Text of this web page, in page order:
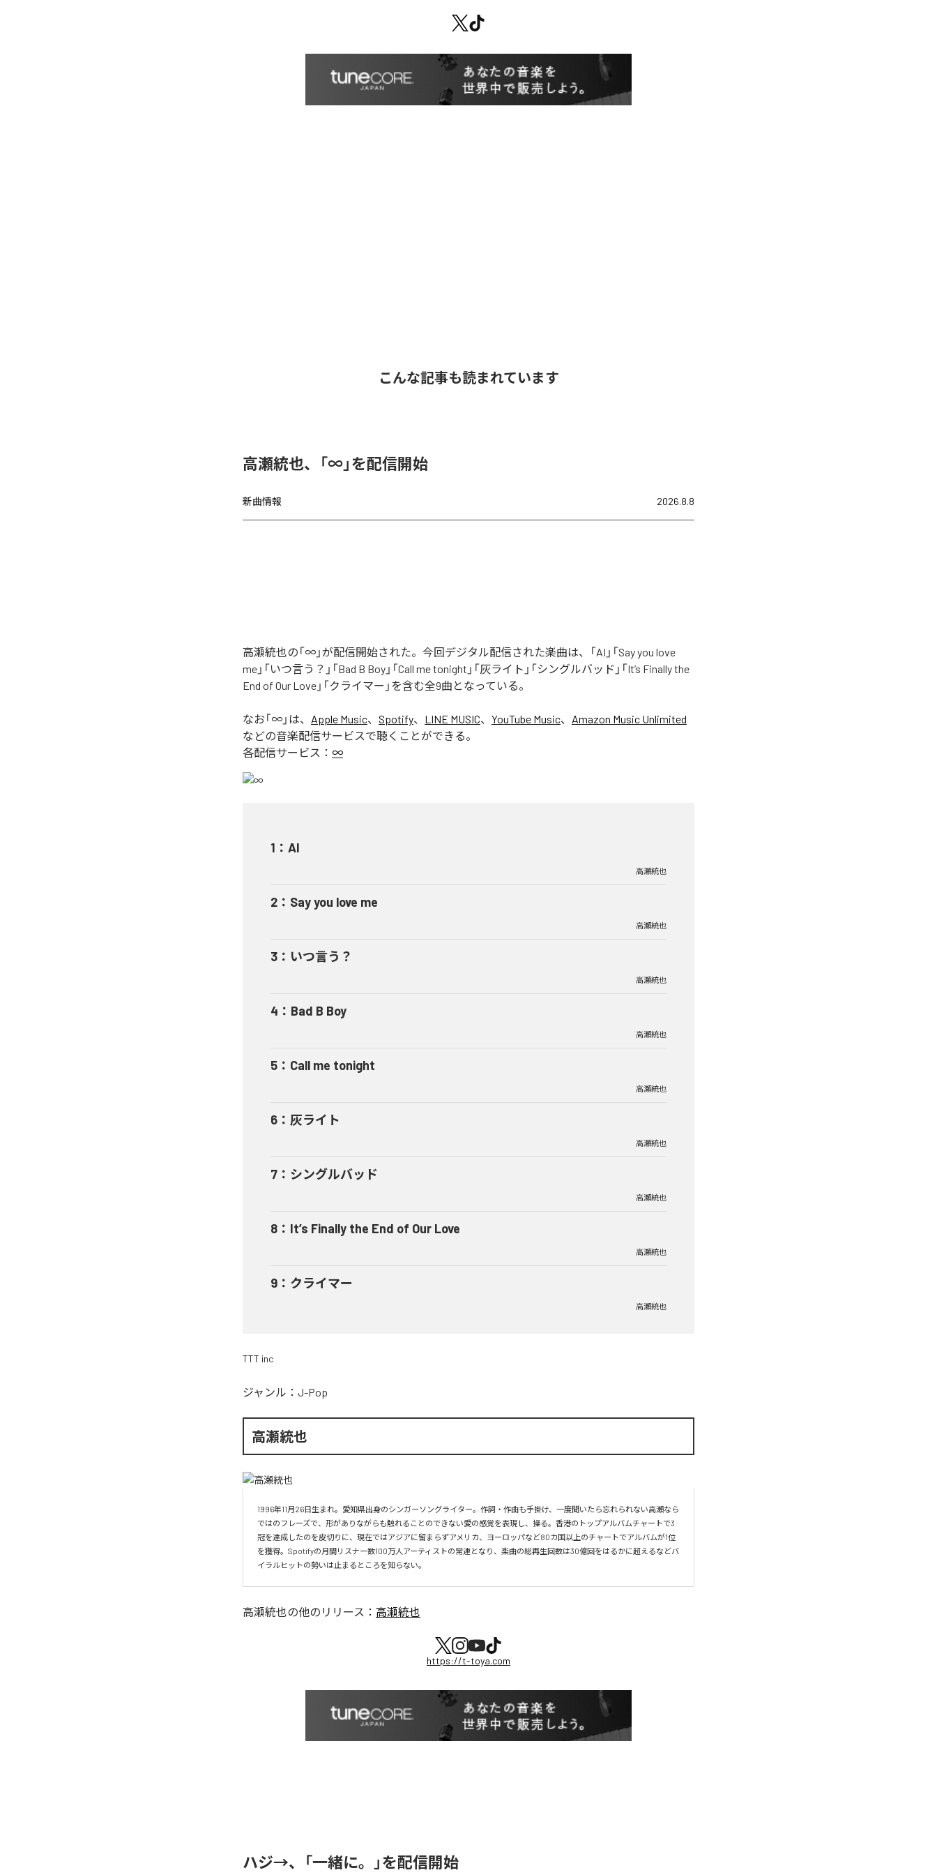
こんな記事も読まれています
高瀬統也、「∞」を配信開始
新曲情報 2026.8.8
高瀬統也の「∞」が配信開始された。今回デジタル配信された楽曲は、「AI」「Say you love
me」「いつ言う？」「Bad B Boy」「Call me tonight」「灰ライト」「シングルバッド」「It’s Finally the
End of Our Love」「クライマー」を含む全9曲となっている。
なお「∞ 」は、 Apple Music、 Spotify、 LINE MUSIC、 YouTube Music、 Amazon Music Unlimited
などの音楽配信サービスで聴くことができる。
各配信サービス： ∞
1 ： AI
高瀬統也
2 ： Say you love me
高瀬統也
3 ： いつ言う？
高瀬統也
4 ： Bad B Boy
高瀬統也
5 ： Call me tonight
高瀬統也
6 ： 灰ライト
高瀬統也
7 ： シングルバッド
高瀬統也
8 ： It’s Finally the End of Our Love
高瀬統也
9 ： クライマー
高瀬統也
TTT inc
ジャンル： J-Pop
高瀬統也
1996年11月26日生まれ。愛知県出身のシンガーソングライター。作詞・作曲も手掛け、一度聞いたら忘れられない高瀬なら
ではのフレーズで、形がありながらも触れることのできない愛の感覚を表現し、操る。香港のトップアルバムチャートで3
冠を達成したのを皮切りに、現在ではアジアに留まらずアメリカ、ヨーロッパなど80カ国以上のチャートでアルバムが1位
を獲得。Spotifyの月間リスナー数100万人アーティストの常連となり、楽曲の総再生回数は30億回をはるかに超えるなどバ
イラルヒットの勢いは止まるところを知らない。
高瀬統也の他のリリース： 高瀬統也
https://t-toya.com
ハジ→、「一緒に。」を配信開始